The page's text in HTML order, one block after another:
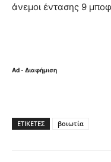
άνεμοι έντασης 9
Ad - Διαφήμιση
ΕΤΙΚΈΤΕΣ βοιωτία